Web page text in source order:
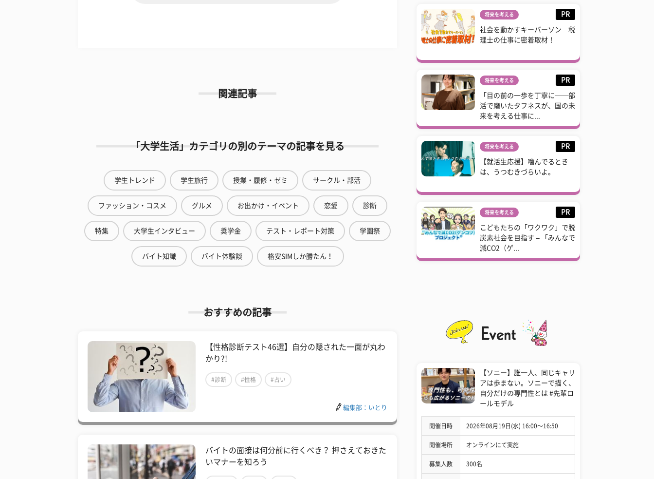
関連記事
「大学生活」カテゴリの別のテーマの記事を見る
学生トレンド 学生旅行 授業・履修・ゼミ サークル・部活
ファッション・コスメ グルメ お出かけ・イベント 恋愛 診断
特集 大学生インタビュー 奨学金 テスト・レポート対策 学園祭
バイト知識 バイト体験談 格安SIMしか勝たん！
おすすめの記事
【性格診断テスト46選】自分の隠された一面が丸わ
かり?!
#診断 #性格 #占い
編集部：いとり
バイトの面接は何分前に行くべき？ 押さえておきた
いマナーを知ろう
将来を考える PR
社会を動かすキーパーソン 税
理士の仕事に密着取材！
将来を考える PR
「目の前の一歩を丁寧に──部
活で磨いたタフネスが、国の未
来を考える仕事に...
将来を考える PR
【就活生応援】噛んでるとき
は、うつむきづらいよ。
将来を考える PR
こどもたちの「ワクワク」で脱
炭素社会を目指す – 「みんなで
減CO2（ゲ...
【ソニー】誰一人、同じキャリ
アは歩まない。ソニーで描く、
自分だけの専門性とは #先輩ロ
ールモデル
開催日時 2026年08月19日(水) 16:00〜16:50
開催場所 オンラインにて実施
募集人数 300名